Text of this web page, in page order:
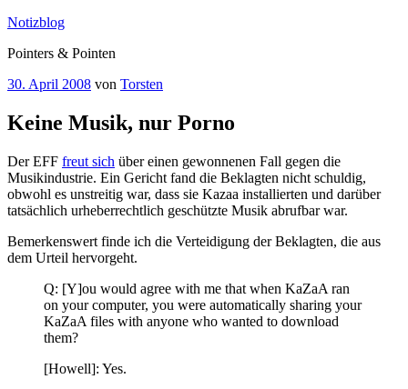
Zum
springen
Notizblog
Pointers & Pointen
Veröffentlicht
30. April 2008 von Torsten
Keine Musik, nur Porno
Der EFF freut sich über einen gewonnenen Fall gegen die
Musikindustrie. Ein Gericht fand die Beklagten nicht schuldig,
obwohl es unstreitig war, dass sie Kazaa installierten und darüber
tatsächlich urheberrechtlich geschützte Musik abrufbar war.
Bemerkenswert finde ich die Verteidigung der Beklagten, die aus
dem Urteil hervorgeht.
Q: [Y]ou would agree with me that when KaZaA ran
on your computer, you were automatically sharing your
KaZaA files with anyone who wanted to download
them?
[Howell]: Yes.